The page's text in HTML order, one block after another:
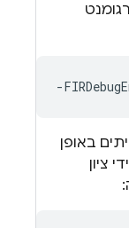
באופן
ציון